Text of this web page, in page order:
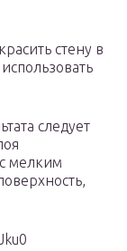
стену в
следует
мелким